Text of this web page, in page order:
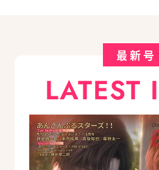
最新号
LATEST